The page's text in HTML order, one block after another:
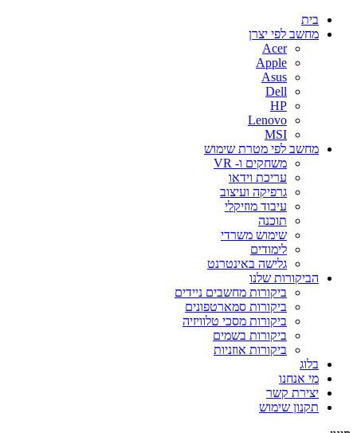
בית
מחשב לפי יצרן
Acer
Apple
Asus
Dell
HP
Lenovo
MSI
מחשב לפי מטרת שימוש
משחקים ו- VR
עריכת וידאו
גרפיקה ועיצוב
עיבוד מוזיקלי
תוכנה
שימוש משרדי
לימודים
גלישה באינטרנט
הביקורות שלנו
ביקורות מחשבים ניידים
ביקורות סמארטפונים
ביקורות מסכי טלוויזיה
ביקורות בשמים
ביקורות אוזניות
בלוג
מי אנחנו
יצירת קשר
תקנון שימוש